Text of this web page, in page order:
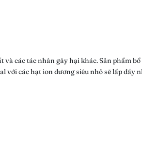
các tác nhân gây hại khác. Sản phẩm
với các hạt ion dương siêu nhỏ sẽ lấp đầy